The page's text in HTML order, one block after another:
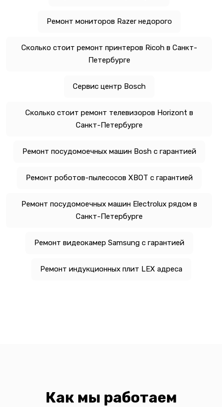
Ремонт мониторов Razer недорого
Сколько стоит ремонт принтеров Ricoh в Санкт-
Петербурге
Сервис центр Bosch
Сколько стоит ремонт телевизоров Horizont в
Санкт-Петербурге
Ремонт посудомоечных машин Bosh с гарантией
Ремонт роботов-пылесосов XBOT с гарантией
Ремонт посудомоечных машин Electrolux рядом в
Санкт-Петербурге
Ремонт видеокамер Samsung с гарантией
Ремонт индукционных плит LEX адреса
Как мы работаем